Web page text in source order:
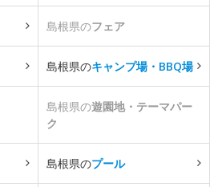
島根県のフェア
島根県のキャンプ場・BBQ場
島根県の遊園地・テーマパー
ク
島根県のプール